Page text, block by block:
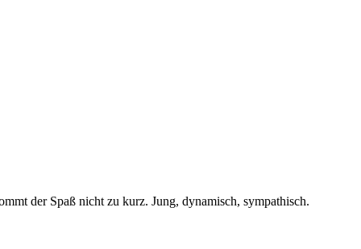
der Spaß nicht zu kurz. Jung, dynamisch, sympathisch.